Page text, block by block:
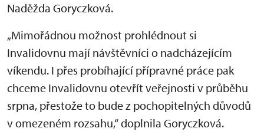
Naděžda Goryczková.
„Mimořádnou možnost prohlédnout si
Invalidovnu mají návštěvníci o nadcházejícím
víkendu. I přes probíhající přípravné práce pak
chceme Invalidovnu otevřít veřejnosti v průběhu
srpna, přestože to bude z pochopitelných důvodů
v omezeném rozsahu,“ doplnila Goryczková.